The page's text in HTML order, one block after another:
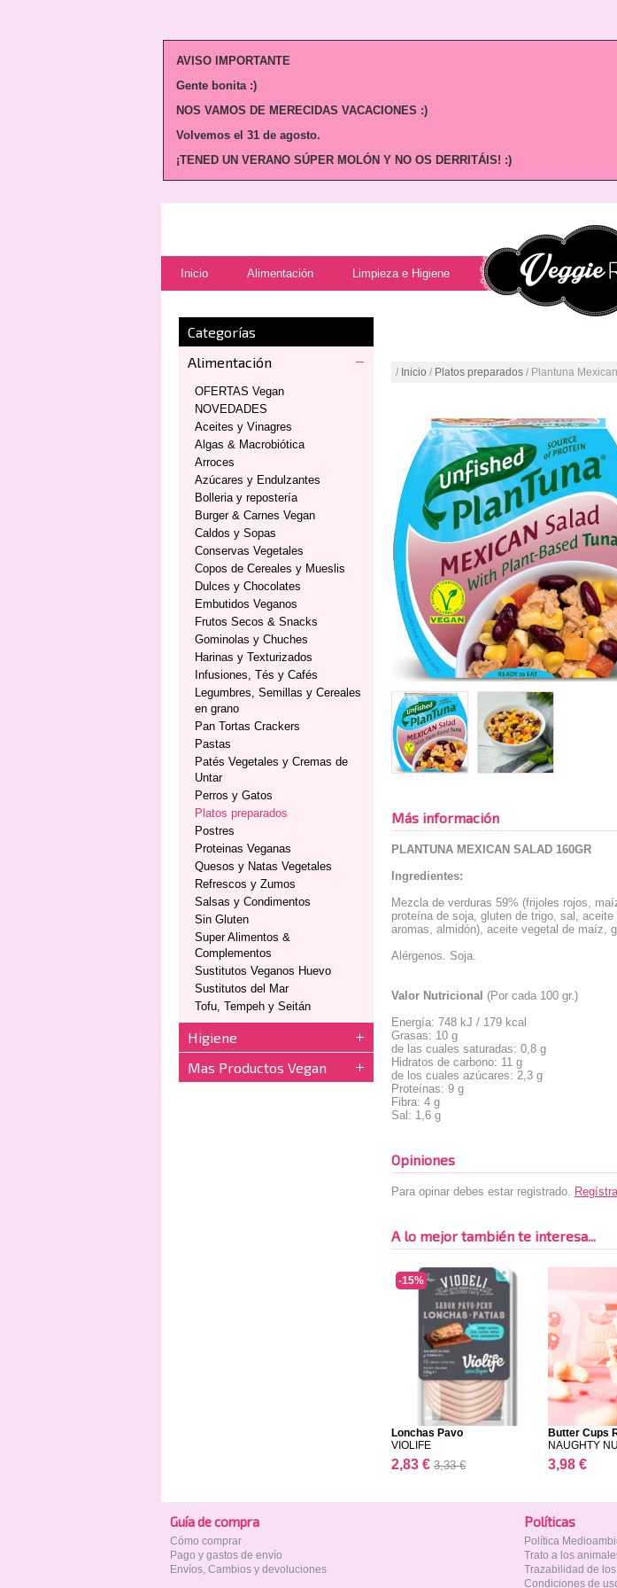
AVISO IMPORTANTE
Gente bonita :)
NOS VAMOS DE MERECIDAS VACACIONES :)
Volvemos el 31 de agosto.
¡TENED UN VERANO SÚPER MOLÓN Y NO OS DERRITÁIS! :)
Inicio Alimentación Limpieza e Higiene
Categorías
Alimentación
OFERTAS Vegan
NOVEDADES
Aceites y Vinagres
Algas & Macrobiótica
Arroces
Azúcares y Endulzantes
Bolleria y repostería
Burger & Carnes Vegan
Caldos y Sopas
Conservas Vegetales
Copos de Cereales y Mueslis
Dulces y Chocolates
Embutidos Veganos
Frutos Secos & Snacks
Gominolas y Chuches
Harinas y Texturizados
Infusiones, Tés y Cafés
Legumbres, Semillas y Cereales
en grano
Pan Tortas Crackers
Pastas
Patés Vegetales y Cremas de
Untar
Perros y Gatos
Platos preparados
Postres
Proteinas Veganas
Quesos y Natas Vegetales
Refrescos y Zumos
Salsas y Condimentos
Sin Gluten
Super Alimentos &
Complementos
Sustitutos Veganos Huevo
Sustitutos del Mar
Tofu, Tempeh y Seitán
Higiene
Mas Productos Vegan
/ Inicio / Platos preparados / Plantuna
Más información
PLANTUNA MEXICAN SALAD 160GR
Ingredientes:
Mezcla de verduras 59% (frijoles rojos,
proteína de soja, gluten de trigo, sal,
aromas, almidón), aceite vegetal de maíz,
Alérgenos. Soja.
Valor Nutricional (Por cada 100 gr.)
Energía: 748 kJ / 179 kcal
Grasas: 10 g
de las cuales saturadas: 0,8 g
Hidratos de carbono: 11 g
de los cuales azúcares: 2,3 g
Proteínas: 9 g
Fibra: 4 g
Sal: 1,6 g
Opiniones
Para opinar debes estar registrado.
A lo mejor también te interesa...
Lonchas Pavo
VIOLIFE
2,83 € 3,33 €
-15%
Butter Cups
NAUGHTY
3,98 €
Guía de compra
Cómo comprar
Pago y gastos de envío
Envíos, Cambios y devoluciones
Polí­ticas
Política
Trato a los
Trazabilidad de
Condiciones de